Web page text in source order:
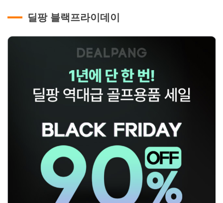
딜팡 블랙프라이데이